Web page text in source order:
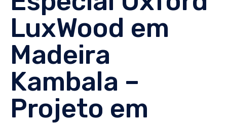
LuxWood em
Madeira
Kambala –
Projeto em